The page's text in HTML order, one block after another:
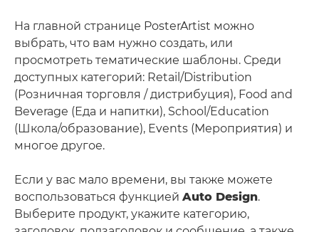
На главной странице PosterArtist можно
выбрать, что вам нужно создать, или
просмотреть тематические шаблоны. Среди
доступных категорий: Retail/Distribution
(Розничная торговля / дистрибуция), Food and
Beverage (Еда и напитки), School/Education
(Школа/образование), Events (Мероприятия) и
многое другое.
Если у вас мало времени, вы также можете
воспользоваться функцией Auto Design.
Выберите продукт, укажите категорию,